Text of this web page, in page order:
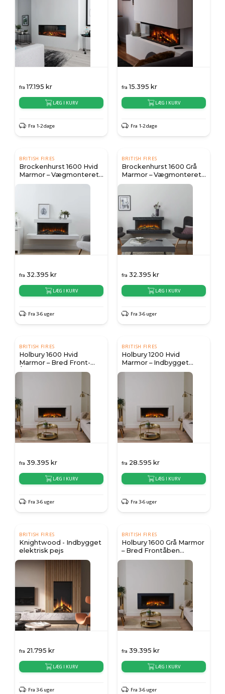
fra 17.195 kr
LÆG I KURV
Fra 1-2 dage
fra 15.395 kr
LÆG I KURV
Fra 1-2 dage
BRITISH FIRES
Brockenhurst 1600 Hvid
Marmor – Vægmonteret
Elektrisk Pejs
fra 32.395 kr
LÆG I KURV
Fra 3-6 uger
BRITISH FIRES
Brockenhurst 1600 Grå
Marmor – Vægmonteret
elektrisk pejs
fra 32.395 kr
LÆG I KURV
Fra 3-6 uger
BRITISH FIRES
Holbury 1600 Hvid
Marmor – Bred Front-
Åben Indbygget Elpejs
fra 39.395 kr
LÆG I KURV
Fra 3-6 uger
BRITISH FIRES
Holbury 1200 Hvid
Marmor – Indbygget
Elektrisk Pejs
fra 28.595 kr
LÆG I KURV
Fra 3-6 uger
BRITISH FIRES
Knightwood - Indbygget
elektrisk pejs
fra 21.795 kr
LÆG I KURV
Fra 3-6 uger
BRITISH FIRES
Holbury 1600 Grå Marmor
– Bred Frontåben
Indbygget Elektrisk Pejs
fra 39.395 kr
LÆG I KURV
Fra 3-6 uger